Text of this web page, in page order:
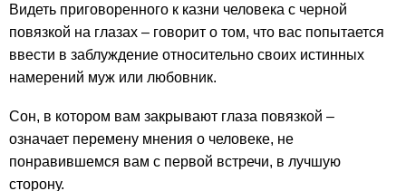
Видеть приговоренного к казни человека с черной
повязкой на глазах – говорит о том, что вас попытается
ввести в заблуждение относительно своих истинных
намерений муж или любовник.
Сон, в котором вам закрывают глаза повязкой –
означает перемену мнения о человеке, не
понравившемся вам с первой встречи, в лучшую
сторону.